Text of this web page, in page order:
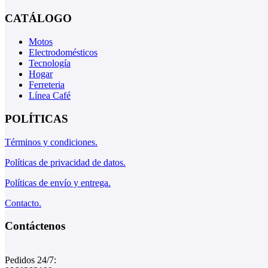
CATÁLOGO
Motos
Electrodomésticos
Tecnología
Hogar
Ferreteria
Línea Café
POLÍTICAS
Términos y condiciones.
Políticas de privacidad de datos.
Políticas de envío y entrega.
Contacto.
Contáctenos
Pedidos 24/7: